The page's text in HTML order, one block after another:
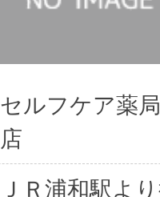
セルフケア薬
店
ＪＲ浦和駅よ